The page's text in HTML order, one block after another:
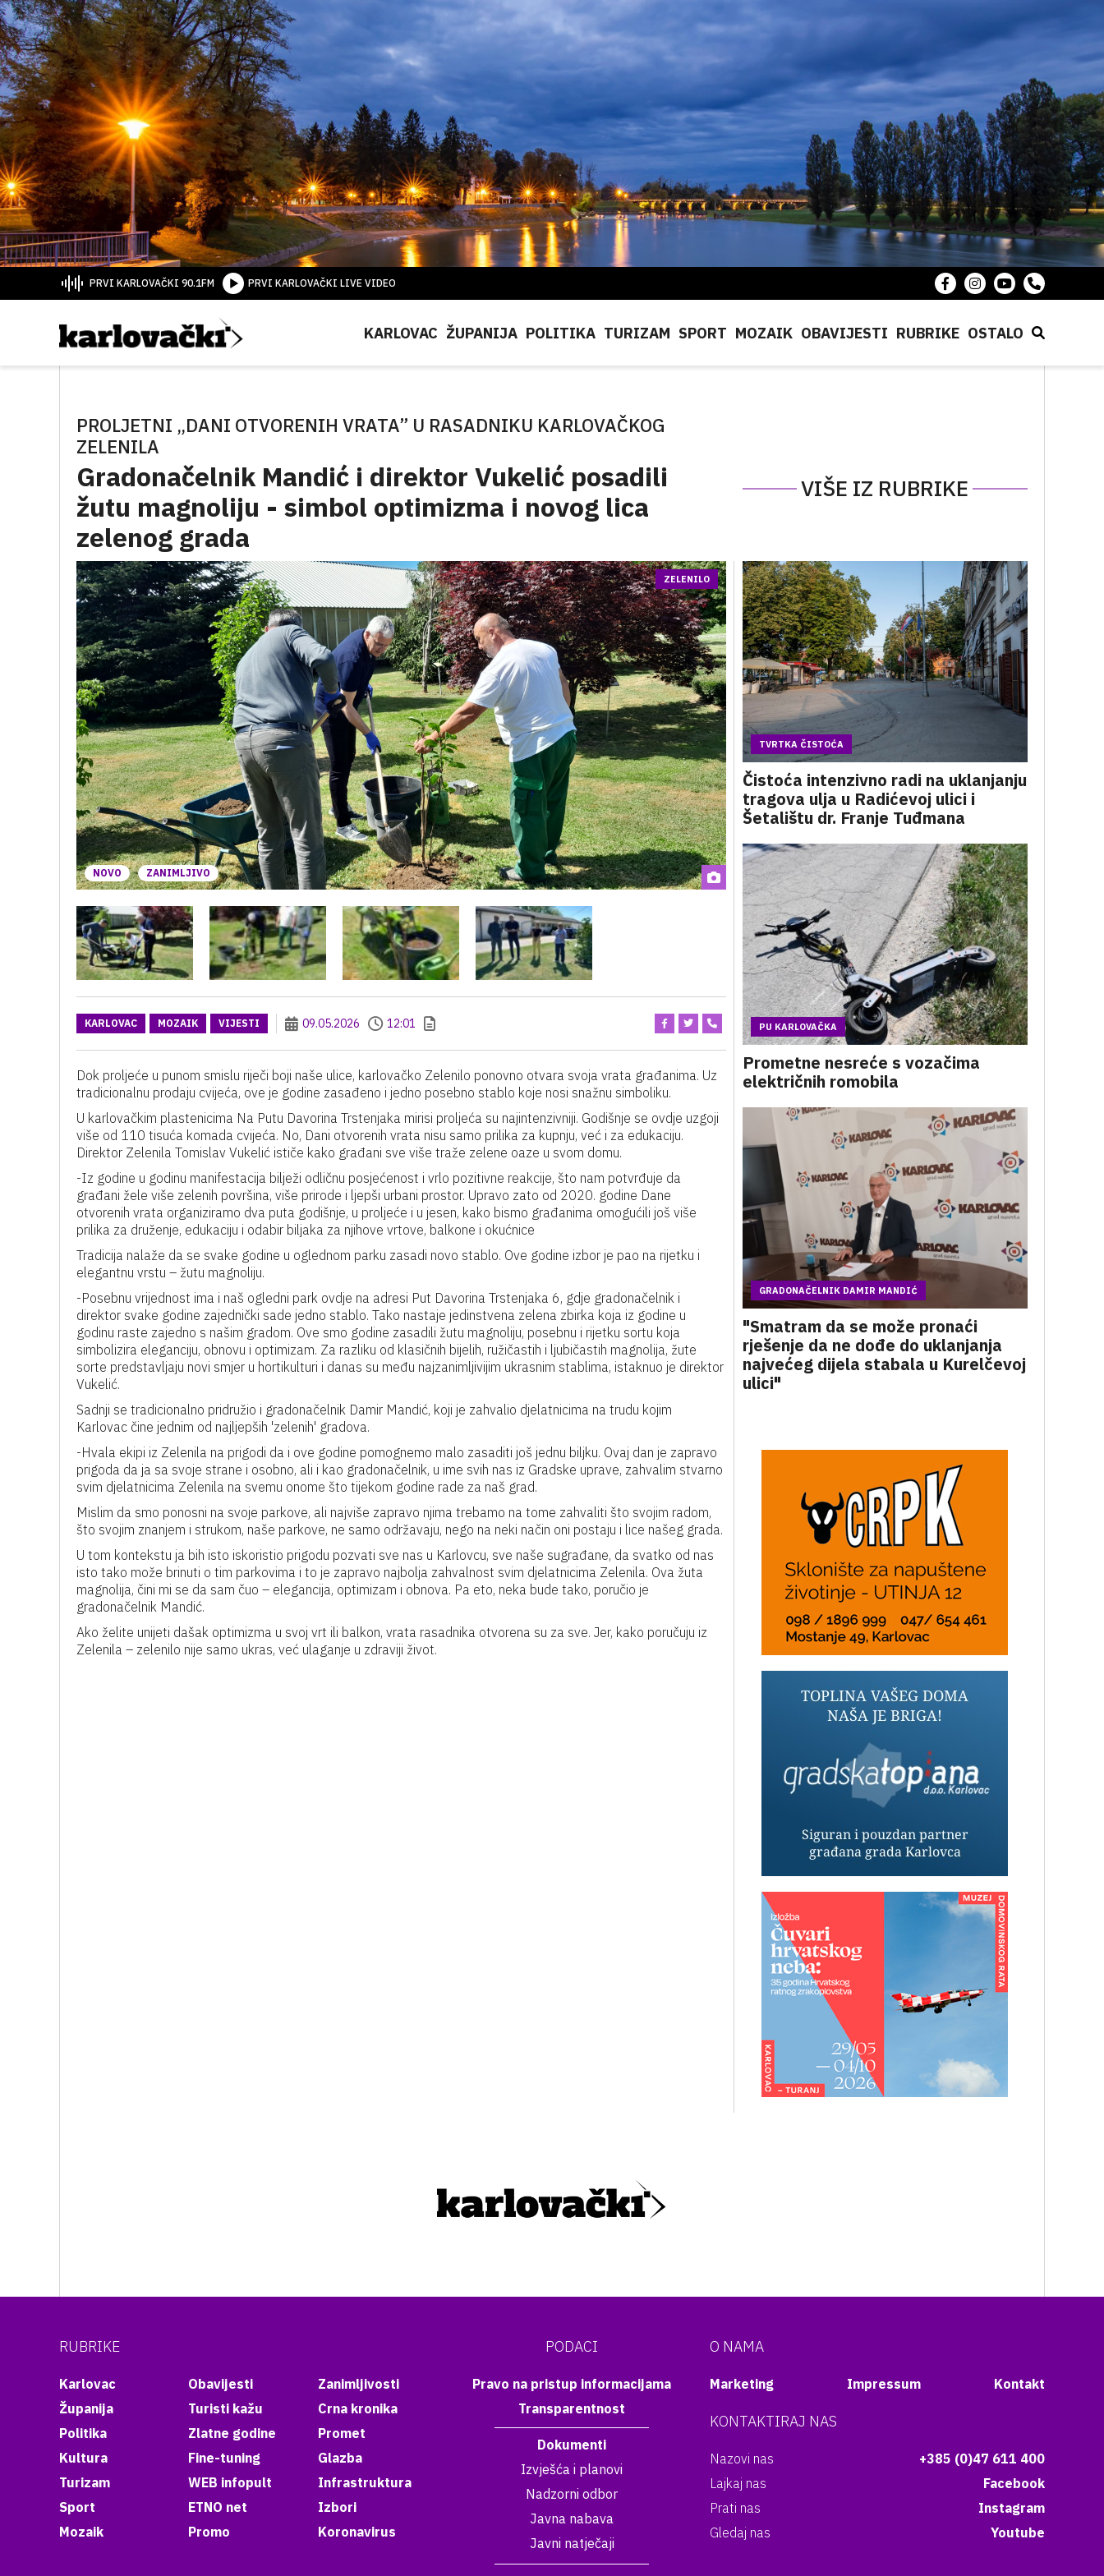
PRVI KARLOVAČKI 90.1FM PRVI KARLOVAČKI LIVE VIDEO
KARLOVAC ŽUPANIJA POLITIKA TURIZAM SPORT MOZAIK OBAVIJESTI RUBRIKE OSTALO
PROLJETNI „DANI OTVORENIH VRATA” U RASADNIKU KARLOVAČKOG
ZELENILA
Gradonačelnik Mandić i direktor Vukelić posadili
žutu magnoliju - simbol optimizma i novog lica
zelenog grada
VIŠE IZ RUBRIKE
NOVO ZANIMLJIVO
ZELENILO
KARLOVAC MOZAIK VIJESTI 09.05.2026 12:01
Dok proljeće u punom smislu riječi boji naše ulice, karlovačko Zelenilo ponovno otvara svoja vrata građanima. Uz
tradicionalnu prodaju cvijeća, ove je godine zasađeno i jedno posebno stablo koje nosi snažnu simboliku.
U karlovačkim plastenicima Na Putu Davorina Trstenjaka mirisi proljeća su najintenzivniji. Godišnje se ovdje uzgoji
više od 110 tisuća komada cvijeća. No, Dani otvorenih vrata nisu samo prilika za kupnju, već i za edukaciju.
Direktor Zelenila Tomislav Vukelić ističe kako građani sve više traže zelene oaze u svom domu.
-Iz godine u godinu manifestacija bilježi odličnu posjećenost i vrlo pozitivne reakcije, što nam potvrđuje da
građani žele više zelenih površina, više prirode i ljepši urbani prostor. Upravo zato od 2020. godine Dane
otvorenih vrata organiziramo dva puta godišnje, u proljeće i u jesen, kako bismo građanima omogućili još više
prilika za druženje, edukaciju i odabir biljaka za njihove vrtove, balkone i okućnice
Tradicija nalaže da se svake godine u oglednom parku zasadi novo stablo. Ove godine izbor je pao na rijetku i
elegantnu vrstu – žutu magnoliju.
-Posebnu vrijednost ima i naš ogledni park ovdje na adresi Put Davorina Trstenjaka 6, gdje gradonačelnik i
direktor svake godine zajednički sade jedno stablo. Tako nastaje jedinstvena zelena zbirka koja iz godine u
godinu raste zajedno s našim gradom. Ove smo godine zasadili žutu magnoliju, posebnu i rijetku sortu koja
simbolizira eleganciju, obnovu i optimizam. Za razliku od klasičnih bijelih, ružičastih i ljubičastih magnolija, žute
sorte predstavljaju novi smjer u hortikulturi i danas su među najzanimljivijim ukrasnim stablima, istaknuo je direktor
Vukelić.
Sadnji se tradicionalno pridružio i gradonačelnik Damir Mandić, koji je zahvalio djelatnicima na trudu kojim
Karlovac čine jednim od najljepših 'zelenih' gradova.
-Hvala ekipi iz Zelenila na prigodi da i ove godine pomognemo malo zasaditi još jednu biljku. Ovaj dan je zapravo
prigoda da ja sa svoje strane i osobno, ali i kao gradonačelnik, u ime svih nas iz Gradske uprave, zahvalim stvarno
svim djelatnicima Zelenila na svemu onome što tijekom godine rade za naš grad.
Mislim da smo ponosni na svoje parkove, ali najviše zapravo njima trebamo na tome zahvaliti što svojim radom,
što svojim znanjem i strukom, naše parkove, ne samo održavaju, nego na neki način oni postaju i lice našeg grada.
U tom kontekstu ja bih isto iskoristio prigodu pozvati sve nas u Karlovcu, sve naše sugrađane, da svatko od nas
isto tako može brinuti o tim parkovima i to je zapravo najbolja zahvalnost svim djelatnicima Zelenila. Ova žuta
magnolija, čini mi se da sam čuo – elegancija, optimizam i obnova. Pa eto, neka bude tako, poručio je
gradonačelnik Mandić.
Ako želite unijeti dašak optimizma u svoj vrt ili balkon, vrata rasadnika otvorena su za sve. Jer, kako poručuju iz
Zelenila – zelenilo nije samo ukras, već ulaganje u zdraviji život.
TVRTKA ČISTOĆA
Čistoća intenzivno radi na uklanjanju
tragova ulja u Radićevoj ulici i
Šetalištu dr. Franje Tuđmana
PU KARLOVAČKA
Prometne nesreće s vozačima
električnih romobila
GRADONAČELNIK DAMIR MANDIĆ
"Smatram da se može pronaći
rješenje da ne dođe do uklanjanja
najvećeg dijela stabala u Kurelčevoj
ulici"
RUBRIKE
Karlovac
Županija
Politika
Kultura
Turizam
Sport
Mozaik
Obavijesti
Turisti kažu
Zlatne godine
Fine-tuning
WEB infopult
ETNO net
Promo
Zanimljivosti
Crna kronika
Promet
Glazba
Infrastruktura
Izbori
Koronavirus
PODACI
Pravo na pristup informacijama
Transparentnost
Dokumenti
Izvješća i planovi
Nadzorni odbor
Javna nabava
Javni natječaji
O NAMA
Marketing Impressum Kontakt
KONTAKTIRAJ NAS
Nazovi nas
+385 (0)47 611 400
Lajkaj nas
Facebook
Prati nas
Instagram
Gledaj nas
Youtube